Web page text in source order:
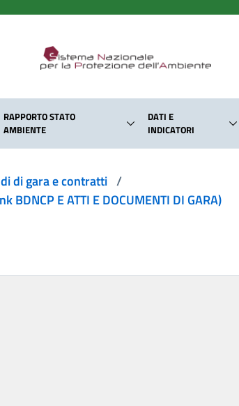
RAPPORTO STATO
AMBIENTE
DATI E
INDICATORI
di gara e contratti /
BDNCP E ATTI E DOCUMENTI DI GARA)